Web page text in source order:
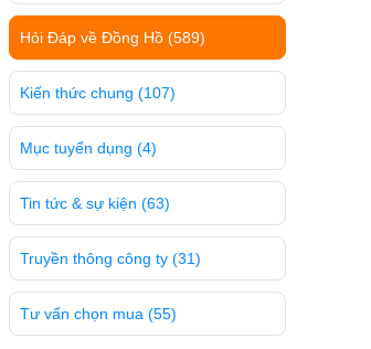
Hỏi Đáp về Đồng Hồ (589)
Kiến thức chung (107)
Mục tuyển dụng (4)
Tin tức & sự kiện (63)
Truyền thông công ty (31)
Tư vấn chọn mua (55)